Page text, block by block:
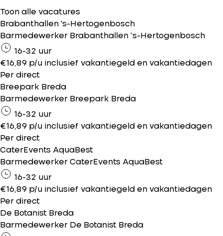
Toon alle vacatures
Brabanthallen 's-Hertogenbosch
Barmedewerker Brabanthallen ‘s-Hertogenbosch
16-32 uur
€16,89 p/u inclusief vakantiegeld en vakantiedagen
Per direct
Breepark Breda
Barmedewerker Breepark Breda
16-32 uur
€16,89 p/u inclusief vakantiegeld en vakantiedagen
Per direct
CaterEvents AquaBest
Barmedewerker CaterEvents AquaBest
16-32 uur
€16,89 p/u inclusief vakantiegeld en vakantiedagen
Per direct
De Botanist Breda
Barmedewerker De Botanist Breda